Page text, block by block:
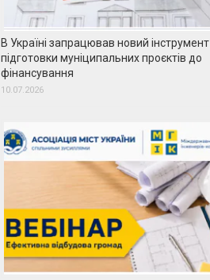
В Україні запрацював новий інструмент
підготовки муніципальних проєктів до
фінансування
10.07.2026